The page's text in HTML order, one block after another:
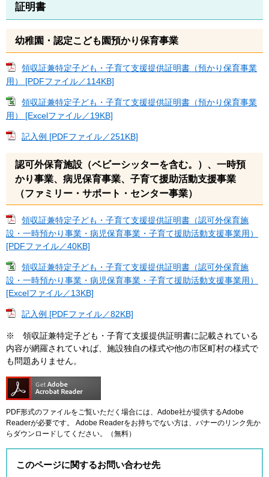
証明書
幼稚園・認定こども園預かり保育事業
領収証兼特定子ども・子育て支援提供証明書（預かり保育事業
用） [PDFファイル／114KB]
領収証兼特定子ども・子育て支援提供証明書（預かり保育事業
用） [Excelファイル／19KB]
記入例 [PDFファイル／251KB]
認可外保育施設（ベビーシッターを含む。）、一時預
かり事業、病児保育事業、子育て援助活動支援事業
（ファミリー・サポート・センター事業）
領収証兼特定子ども・子育て支援提供証明書（認可外保育施
設・一時預かり事業・病児保育事業・子育て援助活動支援事業用）
[PDFファイル／40KB]
領収証兼特定子ども・子育て支援提供証明書（認可外保育施
設・一時預かり事業・病児保育事業・子育て援助活動支援事業用）
[Excelファイル／13KB]
記入例 [PDFファイル／82KB]
※ 領収証兼特定子ども・子育て支援提供証明書に記載されている
内容が網羅されていれば、施設独自の様式や他の市区町村の様式で
も問題ありません。
PDF形式のファイルをご覧いただく場合には、Adobe社が提供するAdobe
Readerが必要です。
Adobe Readerをお持ちでない方は、バナーのリンク先か
らダウンロードしてください。（無料）
このページに関するお問い合わせ先